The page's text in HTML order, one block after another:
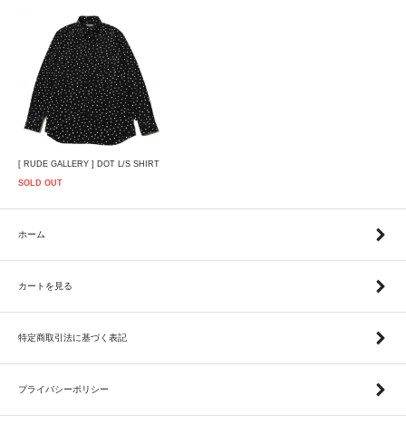
[ RUDE GALLERY ] DOT L/S SHIRT
SOLD OUT
ホーム
カートを見る
特定商取引法に基づく表記
プライバシーポリシー